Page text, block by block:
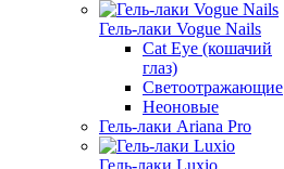
Гель-лаки Vogue Nails
Cat Eye (кошачий
глаз)
Светоотражающие
Неоновые
Гель-лаки Ariana Pro
Гель-лаки Luxio